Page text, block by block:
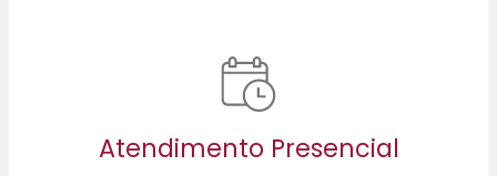
Atendimento Presencial